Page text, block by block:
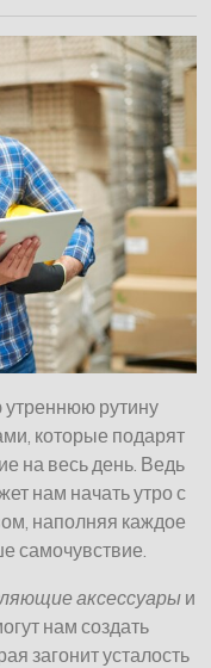
рутину
которые подарят
на весь день. Ведь
нам начать утро с
наполняя каждое
самочувствие.
аксессуарыи
нам создать
загонит усталость